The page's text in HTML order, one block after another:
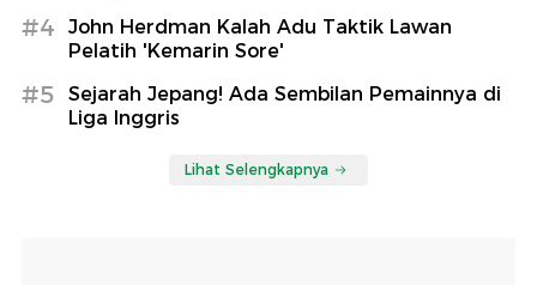
#4
John Herdman Kalah Adu Taktik Lawan
Pelatih 'Kemarin Sore'
#5
Sejarah Jepang! Ada Sembilan Pemainnya di
Liga Inggris
Lihat Selengkapnya